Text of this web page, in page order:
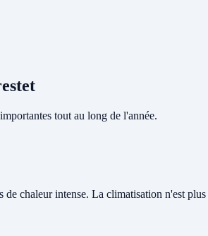
tout au long de l'année.
chaleur intense. La climatisation n'est